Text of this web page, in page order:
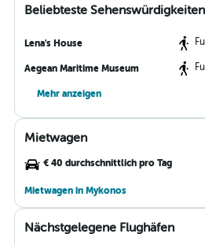
Beliebteste Sehenswürdigkeiten
Lena's House
Aegean Maritime Museum
Mehr anzeigen
Mietwagen
€ 40 durchschnittlich pro Tag
Mietwagen in Mykonos
Nächstgelegene Flughäfen